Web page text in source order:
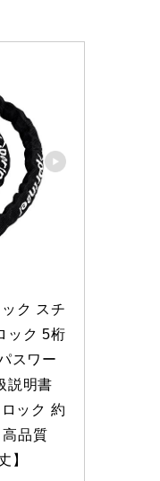
ク スチ
ック 5桁
スワー
説明書
ック 約
品質
】